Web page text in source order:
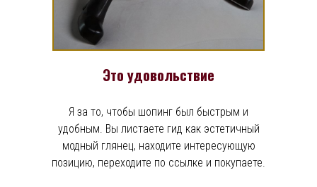
Я за то, чтобы шопинг был быстрым и
удобным. Вы листаете гид как эстетичный
модный глянец, находите интересующую
позицию, переходите по ссылке и покупаете.
Это удовольствие